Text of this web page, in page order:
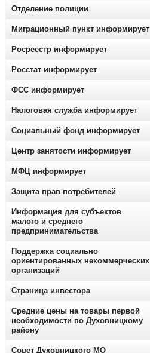
Отделение полиции
Миграционный пункт информирует
Росреестр информирует
Росстат информирует
ФСС информирует
Налоговая служба информирует
Социальный фонд информирует
Центр занятости информирует
МФЦ информирует
Защита прав потребителей
Информация для субъектов
малого и среднего
предпринимательства
Поддержка социально
ориентированных некоммерческих
организаций
Страница инвестора
Средние цены на товары первой
необходимости по Духовницкому
району
Совет Духовницкого МО